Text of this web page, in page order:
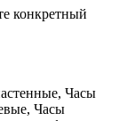
конкретный
Часы
Часы